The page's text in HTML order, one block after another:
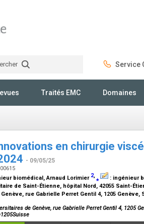
Service
Traités EMC Domaines
en chirurgie
- 09/05/25
biomédical, Arnaud Lorimier 2,⁎ : ingénieur
de Saint-Étienne, hôpital Nord, 42055 Saint-
rue Gabrielle Perret Gentil 4, 1205 Genève,
de Genève, rue Gabrielle Perret Gentil 4, 1205